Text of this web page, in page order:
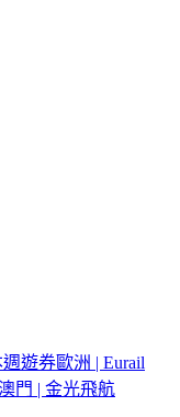
週遊券歐洲 | Eurail
門 | 金光飛航